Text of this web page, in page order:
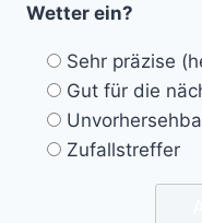
Wetter ein?
Sehr präzise
Gut für die
Zufallstreffer